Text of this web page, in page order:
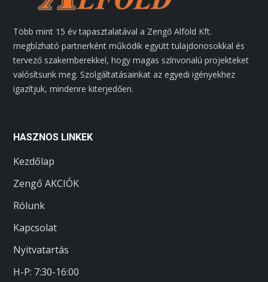
Több mint 15 év tapasztalatával a Zengő Alföld Kft.
megbízható partnerként működik együtt tulajdonosokkal és
tervező szakemberekkel, hogy magas színvonalú projekteket
valósítsunk meg. Szolgáltatásainkat az egyedi igényekhez
igazítjuk, mindenre kiterjedően.
HASZNOS LINKEK
Kezdőlap
Zengő AKCIÓK
Rólunk
Kapcsolat
Nyitvatartás
H-P: 7:30-16:00